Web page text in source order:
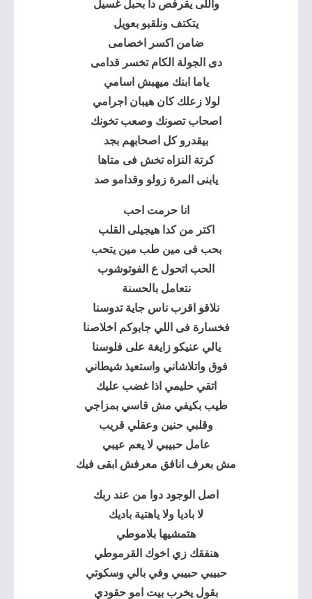
واللى يقرفص دا بحبل غسيل
يتكتف ونلقبو بعويل
ضامن اكسر اخصامى
دى الجولة الكام تخسر قدامى
ياما ابنك ميهبش اسامي
لولا زعلك كان هيبان اجرامي
اصحاب تصونك وصعب تخونك
بيقدرو كل اصحابهم بجد
كرتة النزاه تخش فى متاها
يابنى المرة زولو وقدامو صد
انا حرمت احب
اكتر من كدا هيجيلى القلب
بحب فى مين طب مين يتحب
الحب اتحول ع الفوتوشوب
نتعامل بالحسنة
نلاقو اقرب ناس جاية تدوسنا
فخسارة فى اللي جابوكم اخلاصنا
يالي عنيكو زايغة على فلوسنا
فوق واتلاشاني واستعيذ شيطاني
اتقي حليمي اذا غضب عليك
طيب بكيفي مش قاسي بمزاجي
وقلبي حنين وعقلي قريب
عامل حبيبي لا يعم عيبي
مش بعرف انافق معرفش ابقى فيك
اصل الوجود دوا من عند ربك
لا باديا ولا ياهتية باديك
هتمشيها بلاموطي
هنفقك زي اخوك القرموطي
حبيبي حبيبي وفي بالي وسكوتي
بقول يخرب بيت امو حقودي